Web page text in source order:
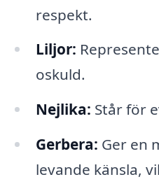
respekt.
Liljor:
oskuld.
Nejlika: Står för
Gerbera: Ger en
levande känsla,